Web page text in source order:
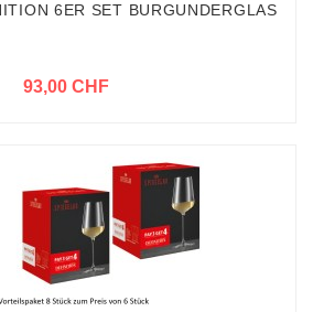
6ER SET BURGUNDERGLAS
93,00 CHF